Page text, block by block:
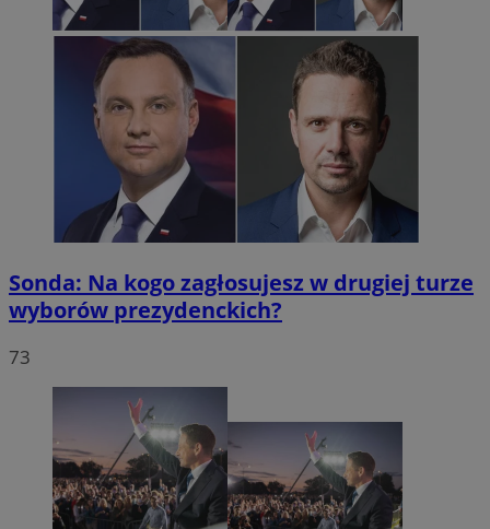
Sonda: Na kogo zagłosujesz w drugiej turze
wyborów prezydenckich?
73